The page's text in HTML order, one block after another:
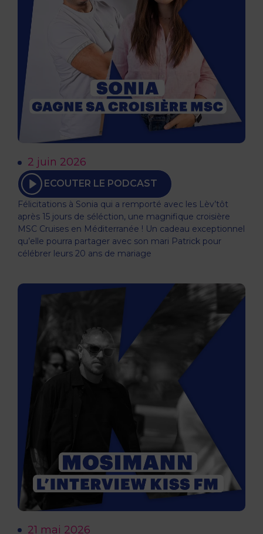
2 juin 2026
ECOUTER LE PODCAST
Félicitations à Sonia qui a remporté avec les Lèv’tôt
après 15 jours de séléction, une magnifique croisière
MSC Cruises en Méditerranée ! Un cadeau exceptionnel
qu’elle pourra partager avec son mari Patrick pour
célébrer leurs 20 ans de mariage
21 mai 2026